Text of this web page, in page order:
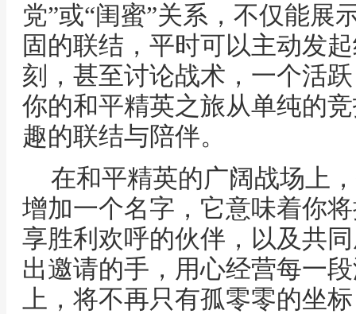
党”或“闺蜜”关系，不仅能展
固的联结，平时可以主动发
刻，甚至讨论战术，一个活
你的和平精英之旅从单纯的
趣的联结与陪伴。
在和平精英的广阔战场上
增加一个名字，它意味着你
享胜利欢呼的伙伴，以及共
出邀请的手，用心经营每一
上，将不再只有孤零零的坐